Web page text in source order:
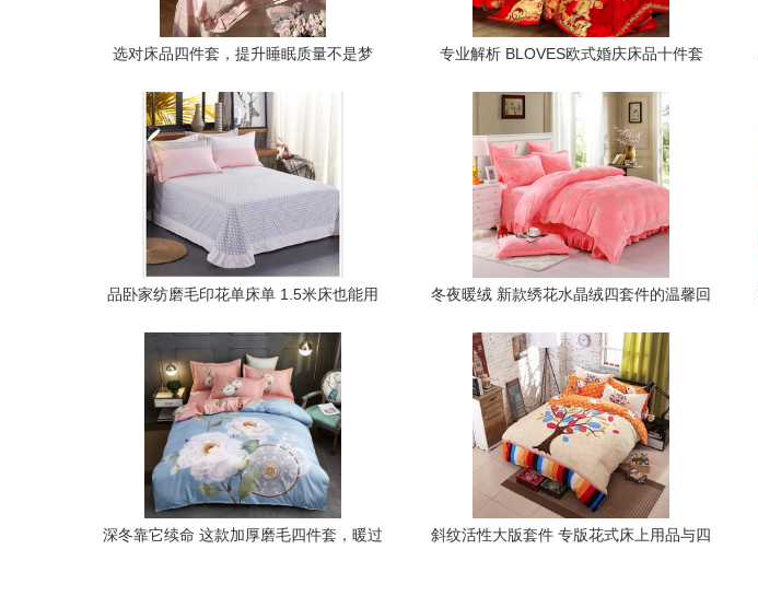
选对床品四件套，提升睡眠质量不是梦
专业解析 BLOVES欧式婚庆床品十件套
品卧家纺磨毛印花单床单 1.5米床也能用
冬夜暖绒 新款绣花水晶绒四套件的温馨回
深冬靠它续命 这款加厚磨毛四件套，暖过
斜纹活性大版套件 专版花式床上用品与四